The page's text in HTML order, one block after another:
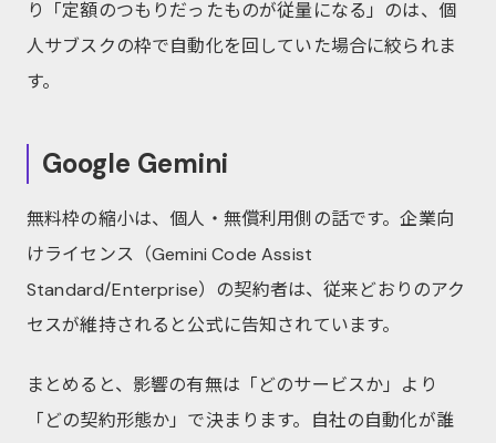
り「定額のつもりだったものが従量になる」のは、個
人サブスクの枠で自動化を回していた場合に絞られま
す。
Google Gemini
無料枠の縮小は、個人・無償利用側の話です。企業向
けライセンス（Gemini Code Assist
Standard/Enterprise）の契約者は、従来どおりのアク
セスが維持されると公式に告知されています。
まとめると、影響の有無は「どのサービスか」より
「どの契約形態か」で決まります。自社の自動化が誰